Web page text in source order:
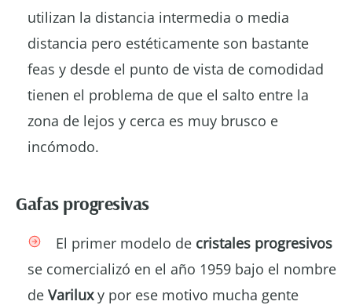
utilizan la distancia intermedia o media
distancia pero estéticamente son bastante
feas y desde el punto de vista de comodidad
tienen el problema de que el salto entre la
zona de lejos y cerca es muy brusco e
incómodo.
Gafas progresivas
El primer modelo de cristales progresivos
se comercializó en el año 1959 bajo el nombre
de Variluxy por ese motivo mucha gente